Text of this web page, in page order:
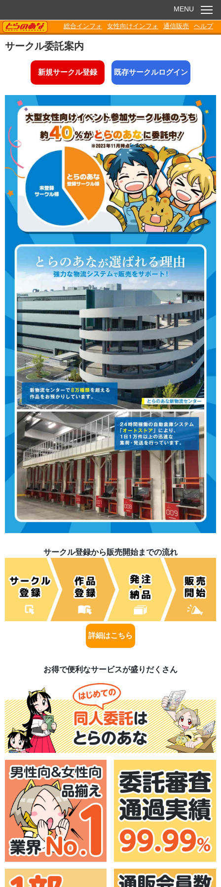
お知らせ
電子書籍
Q&A
各種ダウンロード
MENU
TORANOANA
総合インフォ 女性向けインフォ 通信販売 ヘルプ
サークル委託案内
新規サークル登録 既存サークルログイン
サークル登録から販売開始までの流れ
詳細はこちら
お得で便利なサービスが盛りだくさん